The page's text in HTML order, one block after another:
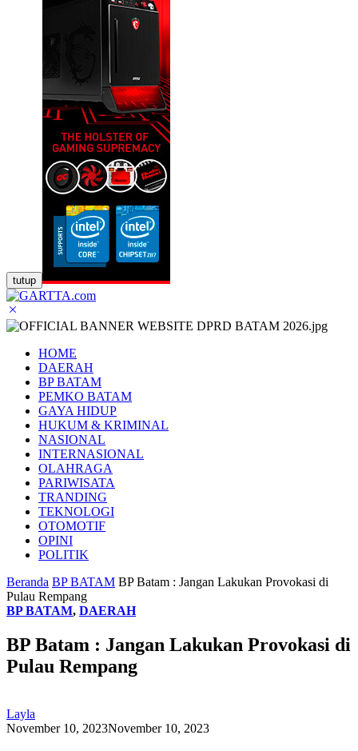
tutup
HOME
DAERAH
BP BATAM
PEMKO BATAM
GAYA HIDUP
HUKUM & KRIMINAL
NASIONAL
INTERNASIONAL
OLAHRAGA
PARIWISATA
TRANDING
TEKNOLOGI
OTOMOTIF
OPINI
POLITIK
Beranda BP BATAM BP Batam : Jangan Lakukan Provokasi di
Pulau Rempang
BP BATAM, DAERAH
BP Batam : Jangan Lakukan Provokasi di
Pulau Rempang
Layla
November 10, 2023November 10, 2023